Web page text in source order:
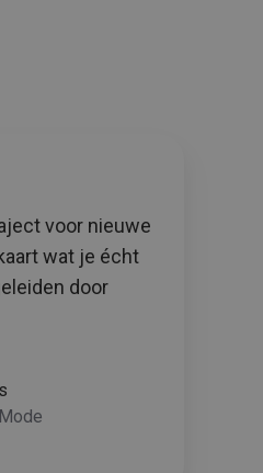
voor nieuwe
wat je écht
door
Mode